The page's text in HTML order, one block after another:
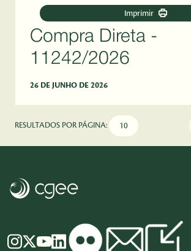
Imprimir
Compra Direta -
11242/2026
26 DE JUNHO DE 2026
RESULTADOS POR PÁGINA: